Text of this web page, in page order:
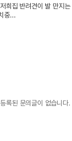
희집 반려견이 발 만지
중...
등록된 문의글이 없습니다.